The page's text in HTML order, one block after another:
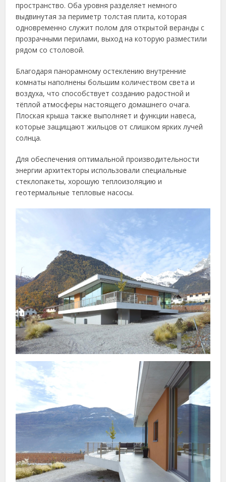
пространство. Оба уровня разделяет немного
выдвинутая за периметр толстая плита, которая
одновременно служит полом для открытой веранды с
прозрачными перилами, выход на которую разместили
рядом со столовой.
Благодаря панорамному остеклению внутренние
комнаты наполнены большим количеством света и
воздуха, что способствует созданию радостной и
тёплой атмосферы настоящего домашнего очага.
Плоская крыша также выполняет и функции навеса,
которые защищают жильцов от слишком ярких лучей
солнца.
Для обеспечения оптимальной производительности
энергии архитекторы использовали специальные
стеклопакеты, хорошую теплоизоляцию и
геотермальные тепловые насосы.